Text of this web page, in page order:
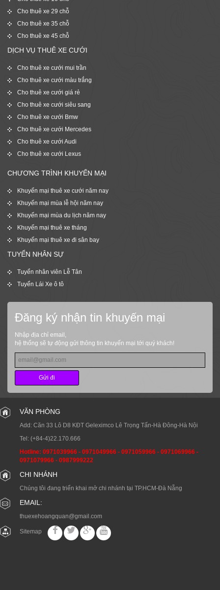
Cho thuê xe 29 chỗ
Cho thuê xe 35 chỗ
Cho thuê xe 45 chỗ
DỊCH VỤ THUÊ XE CƯỚI
Cho thuê xe cưới mui trần
Cho thuê xe cưới màu trắng
Cho thuê xe cưới giá rẻ
Cho thuê xe cưới siêu sang
Cho thuê xe cưới Bmw
Cho thuê xe cưới Mercedes
Cho thuê xe cưới Audi
Cho thuê xe cưới Lexus
CHƯƠNG TRÌNH KHUYẾN MẠI
Khuyến mại thuê xe cưới năm nay
Khuyến mại mùa lễ hội năm nay
Khuyến mại mùa du lịch năm nay
Khuyến mại thuê xe tháng
Khuyến mại thuê xe đi sân bay
TUYỂN NHÂN SỰ
Tuyển nhân viên Lễ Tân
Tuyển Lái Xe ô tô
Đăng ký nhận tin khuyến mại
Nhập địa chỉ email,
hệ thống sẽ tự động gửi thông tin khuyến mại tới quý khách!
Gửi đi
VĂN PHÒNG
Add: Căn 33 Lô D8 KĐT Geleximco Lê Trọng Tấn-Hà Đông-Hà Nội
Tel: (+84-4)22.170.666
Hotline: 0971039966 - 0971049966 - 0971059966 - 0971069966 -
0971079966 - 0987999222
CHI NHÁNH
Chúng tôi đang triển khai mở chi nhánh tại TP.HCM-Đà Nẵng
EMAIL:
thuexehoangquan@gmail.com
Sitemap